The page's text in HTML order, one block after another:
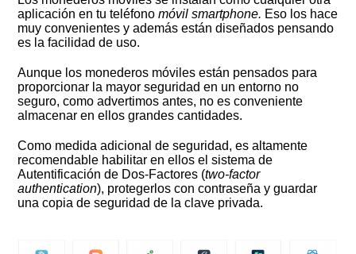
aplicación en tu teléfonomóvil smartphone. Eso los hace
muy convenientes y además están diseñados pensando
es la facilidad de uso.
Aunque los monederos móviles están pensados para
proporcionar la mayor seguridad en un entorno no
seguro, como advertimos antes, no es conveniente
almacenar en ellos grandes cantidades.
Como medida adicional de seguridad, es altamente
recomendable habilitar en ellos el sistema de
Autentificación de Dos-Factores (two-factor
authentication), protegerlos con contraseña y guardar
una copia de seguridad de la clave privada.